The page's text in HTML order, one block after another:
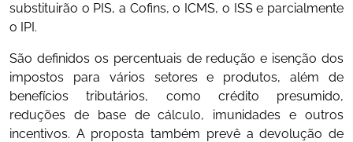
substituirão o PIS, a Cofins, o ICMS, o ISS e parcialmente
o IPI.
São definidos os percentuais de redução e isenção dos
impostos para vários setores e produtos, além de
benefícios tributários, como crédito presumido,
reduções de base de cálculo, imunidades e outros
incentivos. A proposta também prevê a devolução de